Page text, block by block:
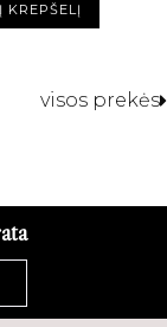
Į KREPŠELĮ
visos prekės